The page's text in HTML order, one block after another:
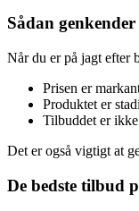
Sådan
Når du er på jagt efter
Prisen er
Produktet er
Tilbuddet er
Det er også vigtigt at
De bedste tilbud